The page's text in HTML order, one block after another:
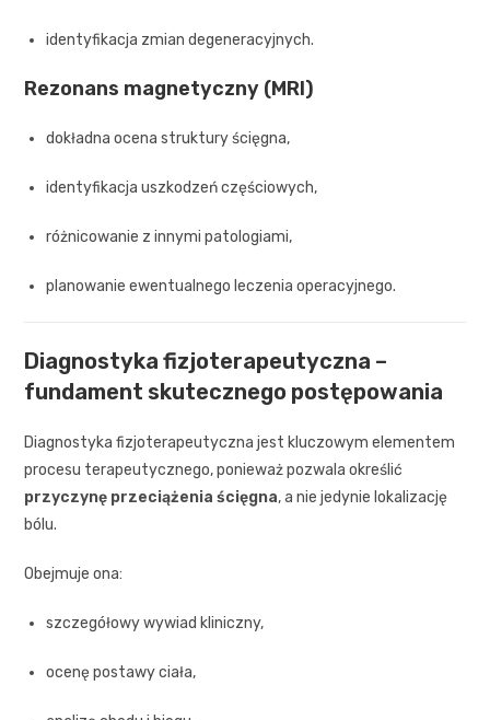
identyfikacja zmian degeneracyjnych.
Rezonans magnetyczny (MRI)
dokładna ocena struktury ścięgna,
identyfikacja uszkodzeń częściowych,
różnicowanie z innymi patologiami,
planowanie ewentualnego leczenia operacyjnego.
Diagnostyka fizjoterapeutyczna –
fundament skutecznego postępowania
Diagnostyka fizjoterapeutyczna jest kluczowym elementem
procesu terapeutycznego, ponieważ pozwala określić
przyczynę przeciążenia ścięgna, a nie jedynie lokalizację
bólu.
Obejmuje ona:
szczegółowy wywiad kliniczny,
ocenę postawy ciała,